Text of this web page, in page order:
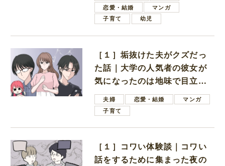
恋愛・結婚
マンガ
子育て
幼児
［１］垢抜けた夫がクズだっ
た話｜大学の人気者の彼女が
気になったのは地味で目立た
ない男子学生
夫婦 恋愛・結婚
マンガ
子育て
［１］コワい体験談｜コワい
話をするために集まった夜の